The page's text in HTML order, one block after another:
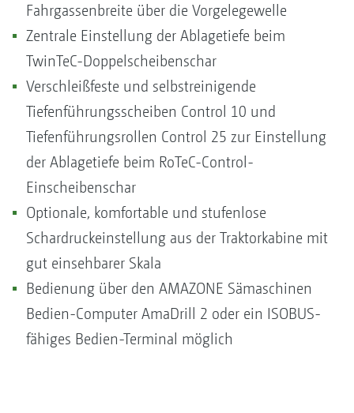
Fahrgassenbreite über die Vorgelegewelle
Zentrale Einstellung der Ablagetiefe beim
TwinTeC-Doppelscheibenschar
Verschleißfeste und selbstreinigende
Tiefenführungsscheiben Control 10 und
Tiefenführungsrollen Control 25 zur Einstellung
der Ablagetiefe beim RoTeC-Control-
Einscheibenschar
Optionale, komfortable und stufenlose
Schardruckeinstellung aus der Traktorkabine mit
gut einsehbarer Skala
Bedienung über den AMAZONE Sämaschinen
Bedien-Computer AmaDrill 2 oder ein ISOBUS-
fähiges Bedien-Terminal möglich